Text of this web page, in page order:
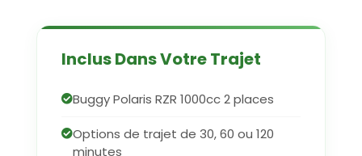
Inclus Dans Votre Trajet
Buggy Polaris RZR 1000cc 2 places
Options de trajet de 30, 60 ou 120
minutes